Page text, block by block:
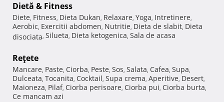
Dietă & Fitness
Diete, Fitness, Dieta Dukan, Relaxare, Yoga, Intretinere,
Aerobic, Exercitii abdomen, Nutritie, Dieta de slabit, Dieta
disociata, Silueta, Dieta ketogenica, Sala de acasa
Reţete
Mancare, Paste, Ciorba, Peste, Sos, Salata, Cafea, Supa,
Dulceata, Tocanita, Cocktail, Supa crema, Aperitive, Desert,
Maioneza, Pilaf, Ciorba perisoare, Ciorba pui, Ciorba burta,
Ce mancam azi